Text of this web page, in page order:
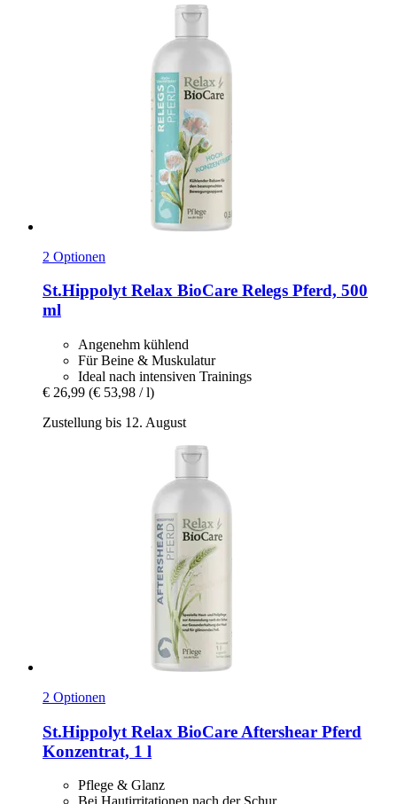
2 Optionen
St.HippolytRelax BioCare Relegs Pferd, 500
ml
Angenehm kühlend
Für Beine & Muskulatur
Ideal nach intensiven Trainings
€ 26,99 (€ 53,98 / l)
Zustellung bis 12. August
2 Optionen
St.Hippolyt Relax BioCare Aftershear Pferd
Konzentrat, 1 l
Pflege & Glanz